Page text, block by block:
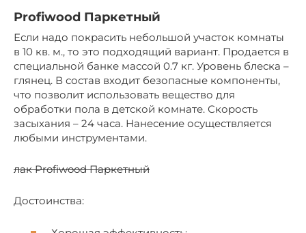
Profiwood Паркетный
Если надо покрасить небольшой участок комнаты
в 10 кв. м., то это подходящий вариант. Продается в
специальной банке массой 0.7 кг. Уровень блеска –
глянец. В состав входит безопасные компоненты,
что позволит использовать вещество для
обработки пола в детской комнате. Скорость
засыхания – 24 часа. Нанесение осуществляется
любыми инструментами.
лак Profiwood Паркетный
Достоинства: